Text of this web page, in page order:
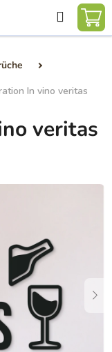
Suchen
In vino veritas
veritas